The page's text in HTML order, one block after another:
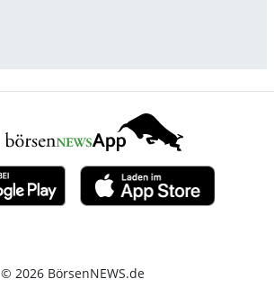
© 2026 BörsenNEWS.de